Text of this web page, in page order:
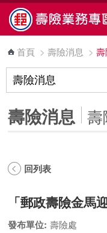
跳到主要內容區塊
首頁 >壽險消息 >
壽險消息 壽
回列表
「郵政壽險金馬
發布單位: 壽險處